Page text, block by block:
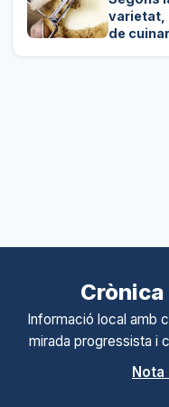
varietat,
de
Crònica
Informació local amb
mirada progressista i
Nota